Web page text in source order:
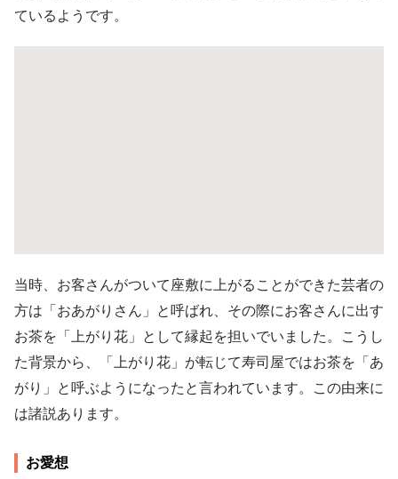
ているようです。
当時、お客さんがついて座敷に上がることができた芸者の
方は「おあがりさん」と呼ばれ、その際にお客さんに出す
お茶を「上がり花」として縁起を担いでいました。こうし
た背景から、「上がり花」が転じて寿司屋ではお茶を「あ
がり」と呼ぶようになったと言われています。この由来に
は諸説あります。
お愛想